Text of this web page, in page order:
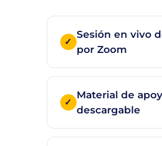
Sesión en vivo
por Zoom
Material de
descargable